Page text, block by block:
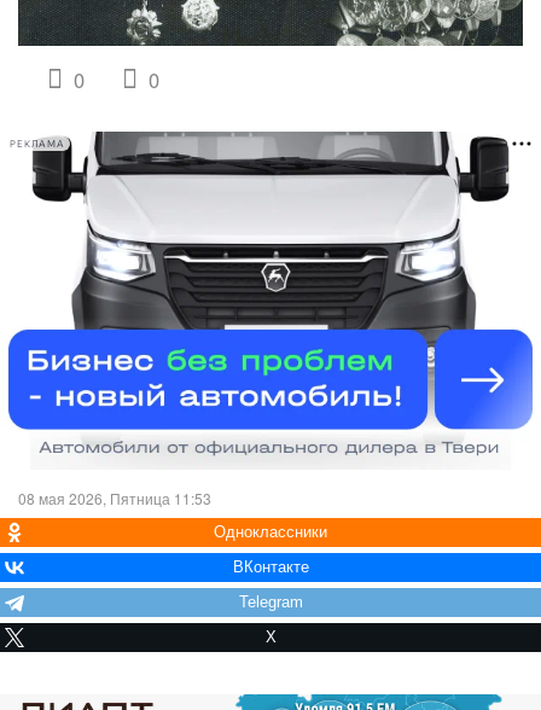
0 0
РЕКЛАМА
08 мая 2026, Пятница 11:53
Одноклассники
ВКонтакте
Telegram
X